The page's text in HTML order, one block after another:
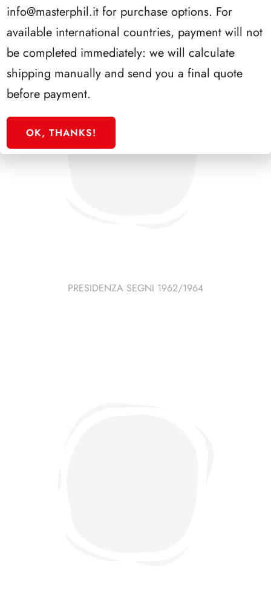
PRESIDENZA SEGNI 1962/1964
info@masterphil.it for purchase options. For
available international countries, payment will not
be completed immediately: we will calculate
shipping manually and send you a final quote
before payment.
OK, THANKS!